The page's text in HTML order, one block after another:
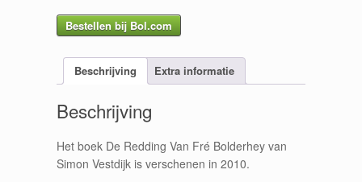
Bestellen bij Bol.com
Beschrijving Extra informatie
Beschrijving
Het boek De Redding Van Fré Bolderhey van
Simon Vestdijk is verschenen in 2010.